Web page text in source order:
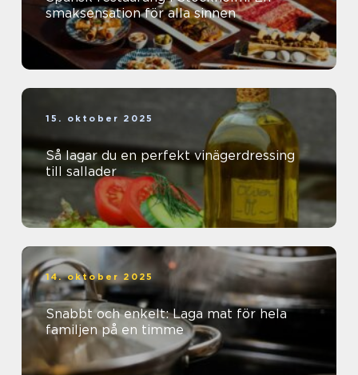
smaksensation för alla sinnen
15. oktober 2025
Så lagar du en perfekt vinägerdressing
till sallader
14. oktober 2025
Snabbt och enkelt: Laga mat för hela
familjen på en timme